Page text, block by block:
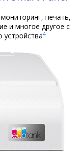
печать,
и многое другое с
устройства4